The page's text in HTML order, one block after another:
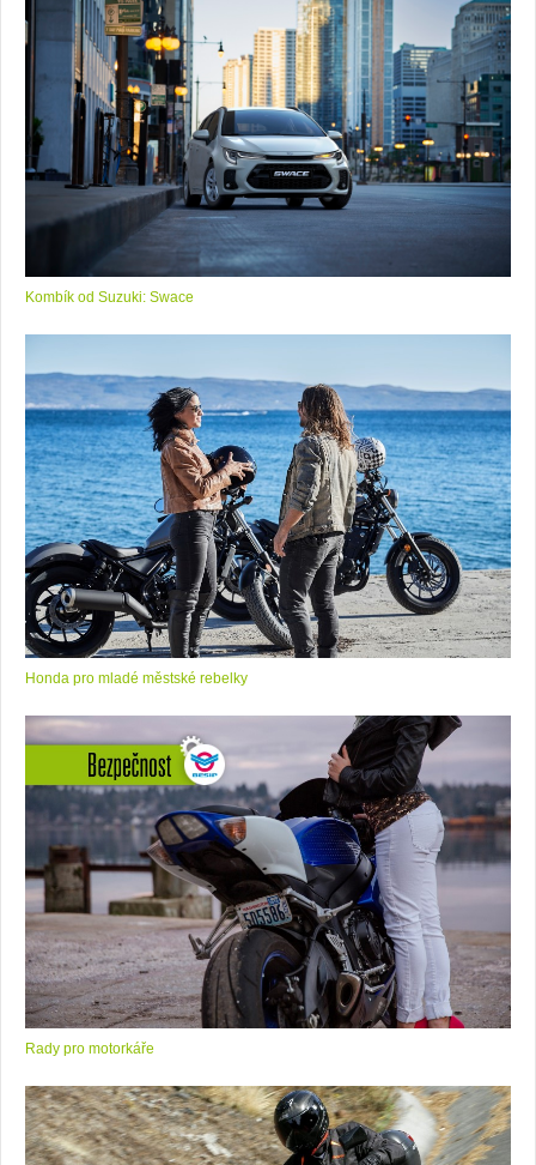
Kombík od Suzuki: Swace
Honda pro mladé městské rebelky
Rady pro motorkáře